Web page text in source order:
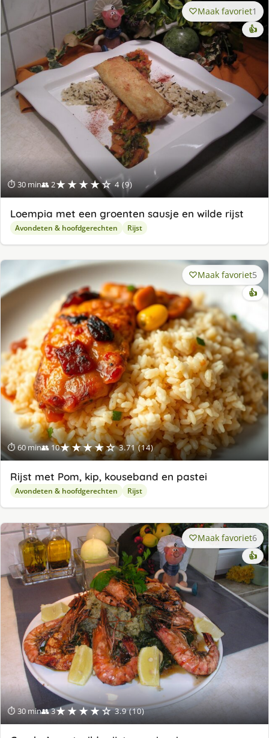
⏱ 30 min👥 2★★★★☆ 4 (9)
Maak favoriet1
👍
Loempia met een groenten sausje en wilde rijst
Avondeten & hoofdgerechten Rijst
⏱ 60 min👥 10★★★★☆ 3.71 (14)
Maak favoriet5
👍
Rijst met Pom, kip, kouseband en pastei
Avondeten & hoofdgerechten Rijst
⏱ 30 min👥 3★★★★☆ 3.9 (10)
Maak favoriet6
👍